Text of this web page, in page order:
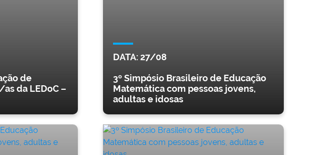
de
da LEDoC –
DATA:27/08
3º Simpósio Brasileiro de Educação
Matemática com pessoas jovens,
adultas e idosas